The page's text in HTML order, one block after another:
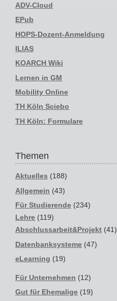
ADV-Cloud
EPub
HOPS-Dozent-Anmeldung
ILIAS
KOARCH Wiki
Lernen in GM
Mobility Online
TH Köln Sciebo
TH Köln: Formulare
Themen
Aktuelles (188)
Allgemein (43)
Für Studierende (234)
Lehre (119)
Abschlussarbeit&Projekt (41)
Datenbanksysteme (47)
eLearning (19)
Für Unternehmen (12)
Gut für Ehemalige (19)